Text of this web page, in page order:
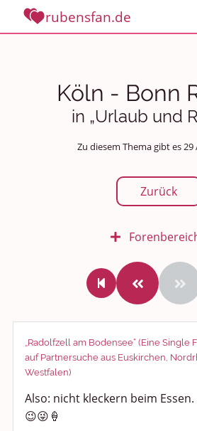
rubensfan.de
Köln - Bonn
in „Urlaub und
Zu diesem Thema gibt es
Zurück
Rundum Leben
Politik und Weltgeschehen
Smalltalk
Persönliches
Treffen und Stammtische
„Radolfzell am Bodensee“ (Eine Single
auf Partnersuche aus Euskirchen,
Westfalen)
Also: nicht kleckern beim Essen.
😉😜🍦